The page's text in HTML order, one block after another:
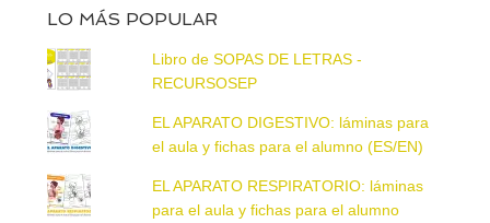
LO MÁS POPULAR
Libro de SOPAS DE LETRAS -
RECURSOSEP
EL APARATO DIGESTIVO: láminas para
el aula y fichas para el alumno (ES/EN)
EL APARATO RESPIRATORIO: láminas
para el aula y fichas para el alumno